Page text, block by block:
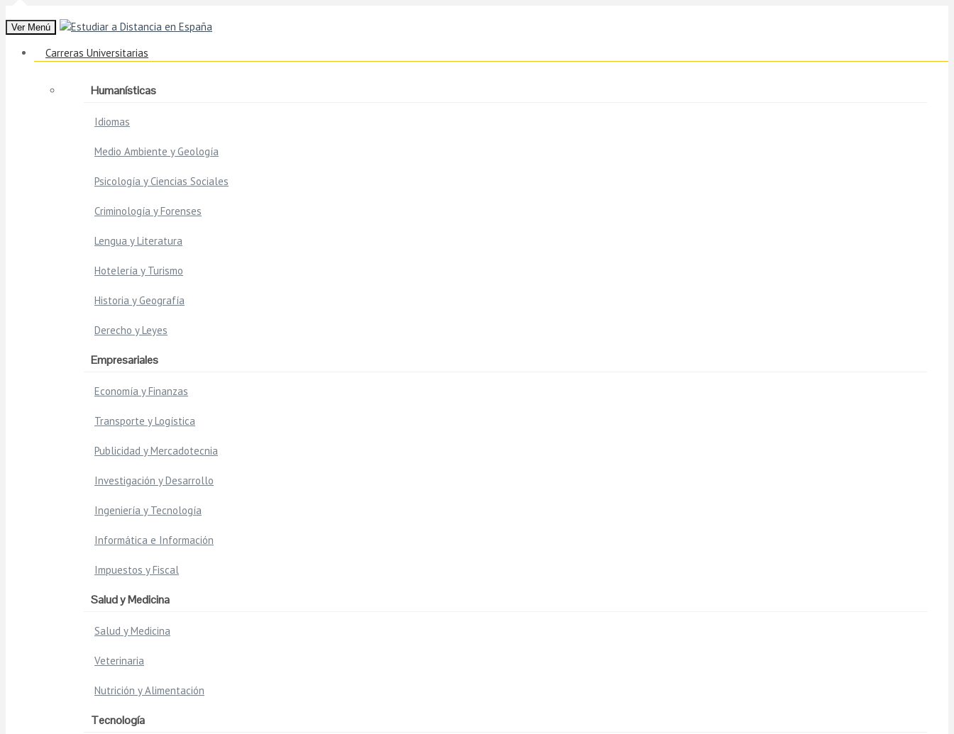
Ver Menú
Carreras Universitarias
Humanísticas
Idiomas
Medio Ambiente y Geología
Psicología y Ciencias Sociales
Criminología y Forenses
Lengua y Literatura
Hotelería y Turismo
Historia y Geografía
Derecho y Leyes
Empresariales
Economía y Finanzas
Transporte y Logística
Publicidad y Mercadotecnia
Investigación y Desarrollo
Ingeniería y Tecnología
Informática e Información
Impuestos y Fiscal
Salud y Medicina
Salud y Medicina
Veterinaria
Nutrición y Alimentación
Tecnología